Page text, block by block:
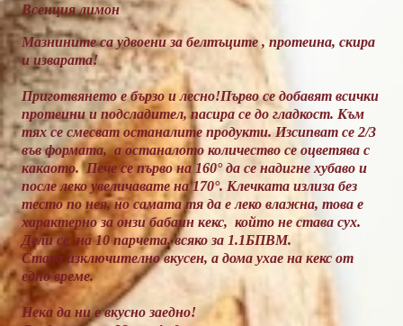
Всенция лимон
Мазнините са удвоени за белтъците , протеина, скира
и изварата!
Приготвянето е бързо и лесно!Първо се добавят всички
протеини и подсладител, пасира се до гладкост. Към
тях се смесват останалите продукти. Изсипват се 2/3
във формата, а останалото количество се оцветява с
какаото. Пече се първо на 160° да се надигне хубаво и
после леко увеличавате на 170°. Клечката излиза без
тесто по нея, но самата тя да е леко влажна, това е
характерно за онзи бабаин кекс, който не става сух.
Дели се на 10 парчета, всяко за 1.1БПВМ.
Става изключително вкусен, а дома ухае на кекс от
едно време.
Нека да ни е вкусно заедно!